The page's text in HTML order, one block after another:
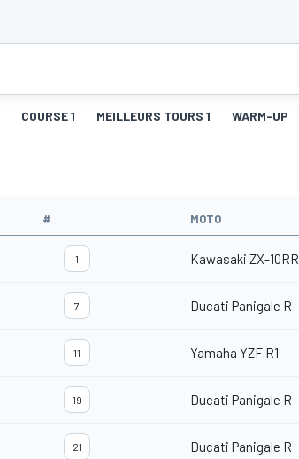
COURSE 1 MEILLEURS TOURS 1 WARM-UP
# MOTO
1 Kawasaki ZX-10RR
7 Ducati Panigale R
11 Yamaha YZF R1
19 Ducati Panigale R
21 Ducati Panigale R